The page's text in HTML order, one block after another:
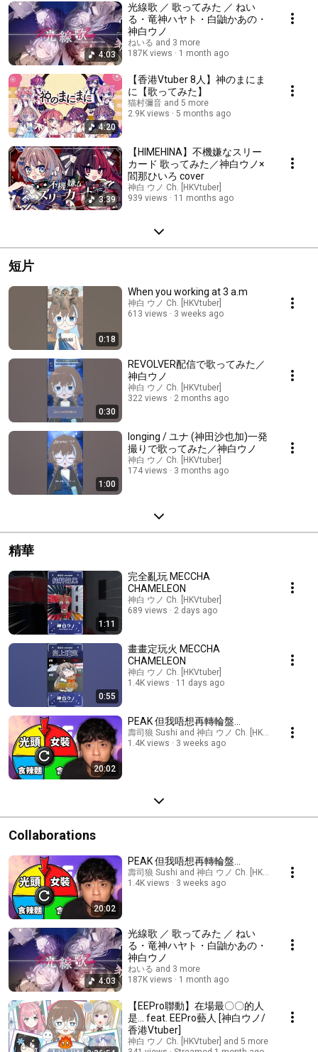
4:03
光線歌 ／ 歌ってみた ／ ねい
る・竜神ハヤト・白鼬かあの・
神白ウノ
ねいる and 3 more
187K views
1 month ago
4:20
【香港Vtuber 8人】神のまにま
に【歌ってみた】
猫村彌音 and 5 more
2.9K views
5 months ago
3:39
【HIMEHINA】不機嫌なスリー
カード 歌ってみた／神白ウノ×
閻那ひいろ cover
神白 ウノ Ch. [HKVtuber]
939 views
11 months ago
短片
0:18
When you working at 3 a.m
神白 ウノ Ch. [HKVtuber]
613 views
3 weeks ago
0:30
REVOLVER配信で歌ってみた／
神白ウノ
神白 ウノ Ch. [HKVtuber]
322 views
2 months ago
1:00
longing / ユナ (神田沙也加)一発
撮りで歌ってみた／神白ウノ
神白 ウノ Ch. [HKVtuber]
174 views
3 months ago
精華
1:11
完全亂玩 MECCHA
CHAMELEON
神白 ウノ Ch. [HKVtuber]
689 views
2 days ago
0:55
畫畫定玩火 MECCHA
CHAMELEON
神白 ウノ Ch. [HKVtuber]
1.4K views
11 days ago
20:02
PEAK 但我唔想再轉輪盤...
壽司狼 Sushi and 神白 ウノ Ch. [HKVtuber]
1.4K views
3 weeks ago
Collaborations
20:02
PEAK 但我唔想再轉輪盤...
壽司狼 Sushi and 神白 ウノ Ch. [HKVtuber]
1.4K views
3 weeks ago
4:03
光線歌 ／ 歌ってみた ／ ねい
る・竜神ハヤト・白鼬かあの・
神白ウノ
ねいる and 3 more
187K views
1 month ago
【EEPro聯動】在場最〇〇的人
是... feat. EEPro藝人 [神白ウノ/
香港Vtuber]
神白 ウノ Ch. [HKVtuber] and 5 more